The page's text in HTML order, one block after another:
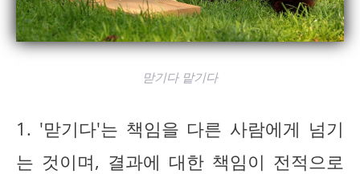
맏기다 맡기다
1. '맏기다'는 책임을 다른 사람에게 넘기
는 것이며, 결과에 대한 책임이 전적으로